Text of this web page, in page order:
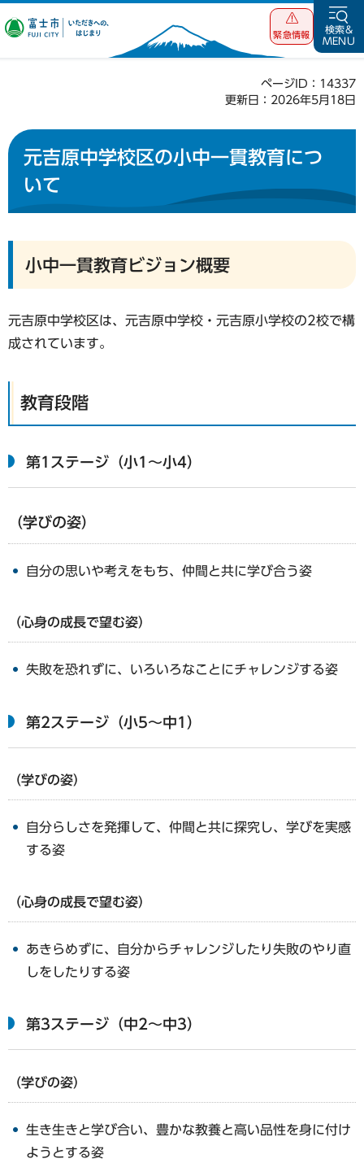
富士市 いただ
緊急情報
検索&
MENU
ページID：14337
更新日：2026年5月18日
元吉原中学校区の小中一貫教育につ
いて
小中一貫教育ビジョン概要
元吉原中学校区は、元吉原中学校・元吉原小学校の2校で構
成されています。
教育段階
第1ステージ（小1～小4）
（学びの姿）
自分の思いや考えをもち、仲間と共に学び合う姿
（心身の成長で望む姿）
失敗を恐れずに、いろいろなことにチャレンジする姿
第2ステージ（小5～中1）
（学びの姿）
自分らしさを発揮して、仲間と共に探究し、学びを実感
する姿
（心身の成長で望む姿）
あきらめずに、自分からチャレンジしたり失敗のやり直
しをしたりする姿
第3ステージ（中2～中3）
（学びの姿）
生き生きと学び合い、豊かな教養と高い品性を身に付け
ようとする姿